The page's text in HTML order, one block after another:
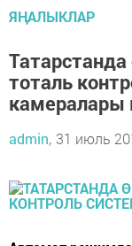
ЯҢАЛЫКЛАР
тоталь
камералары
admin, 31 июль